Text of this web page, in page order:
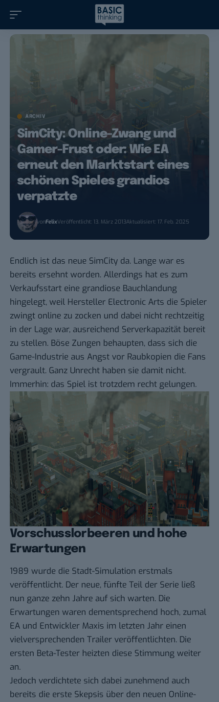
ARCHIV
SimCity: Online-Zwang und
Gamer-Frust oder: Wie EA
erneut den Marktstart eines
schönen Spieles grandios
verpatzte
vonFelixVeröffentlicht: 13. März 2013Aktualisiert: 17. Feb. 2025
Endlich ist das neue SimCity da. Lange war es
bereits ersehnt worden. Allerdings hat es zum
Verkaufsstart eine grandiose Bauchlandung
hingelegt, weil Hersteller Electronic Arts die Spieler
zwingt online zu zocken und dabei nicht rechtzeitig
in der Lage war, ausreichend Serverkapazität bereit
zu stellen. Böse Zungen behaupten, dass sich die
Game-Industrie aus Angst vor Raubkopien die Fans
vergrault. Ganz Unrecht haben sie damit nicht.
Immerhin: das Spiel ist trotzdem recht gelungen.
Vorschusslorbeeren und hohe
Erwartungen
1989 wurde die Stadt-Simulation erstmals
veröffentlicht. Der neue, fünfte Teil der Serie ließ
nun ganze zehn Jahre auf sich warten. Die
Erwartungen waren dementsprechend hoch, zumal
EA und Entwickler Maxis im letzten Jahr einen
vielversprechenden Trailer veröffentlichten. Die
ersten Beta-Tester heizten diese Stimmung weiter
an.
Jedoch verdichtete sich dabei zunehmend auch
bereits die erste Skepsis über den neuen Online-